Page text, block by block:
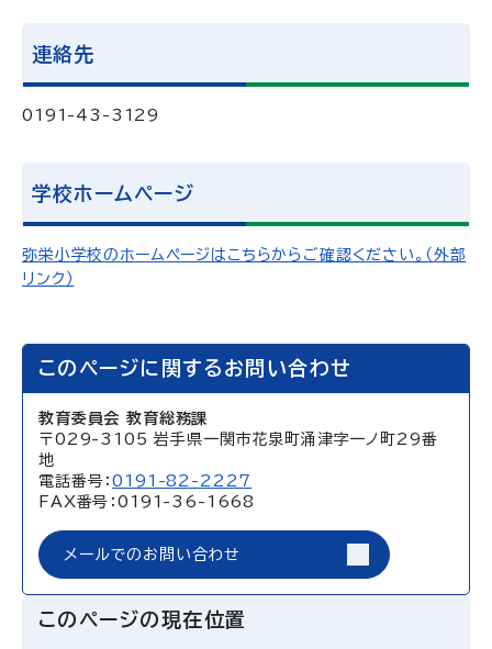
連絡先
0191-43-3129
学校ホームページ
弥栄小学校のホームページはこちらからご確認ください。（外部
リンク）
このページに関するお問い合わせ
教育委員会 教育総務課
〒029-3105 岩手県一関市花泉町涌津字一ノ町29番
地
電話番号：0191-82-2227
FAX番号：0191-36-1668
メールでのお問い合わせ
このページの現在位置